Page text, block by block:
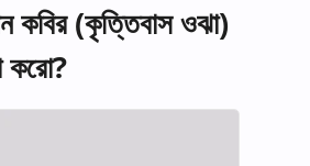
কবির (কৃত্তিবাস ওঝা)
করো?